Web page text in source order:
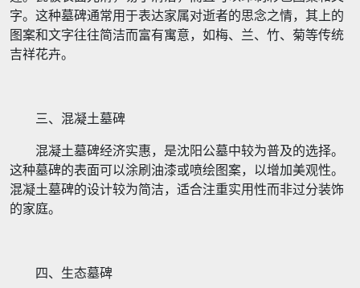
字。这种墓碑通常用于表达家属对逝者的思念之情，其上的
图案和文字往往简洁而富有寓意，如梅、兰、竹、菊等传统
吉祥花卉。
三、混凝土墓碑
混凝土墓碑经济实惠，是沈阳公墓中较为普及的选择。
这种墓碑的表面可以涂刷油漆或喷绘图案，以增加美观性。
混凝土墓碑的设计较为简洁，适合注重实用性而非过分装饰
的家庭。
四、生态墓碑